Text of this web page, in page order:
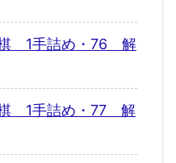
棋 1手詰め・76 解
棋 1手詰め・77 解